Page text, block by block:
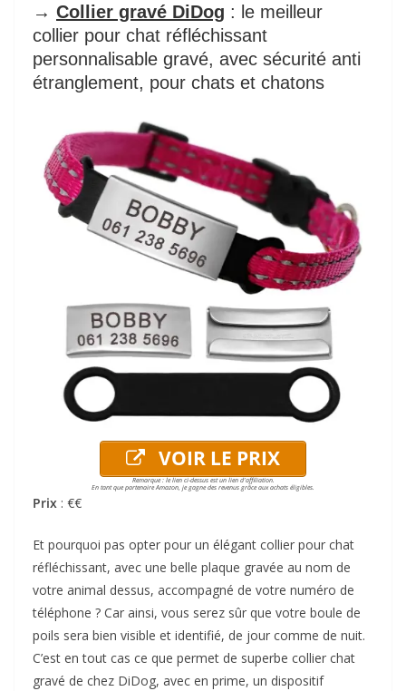
→ Collier gravé DiDog : le meilleur
collier pour chat réfléchissant
personnalisable gravé, avec sécurité anti
étranglement, pour chats et chatons
VOIR LE PRIX
Remarque : le lien ci-dessus est un lien d'affiliation.
En tant que partenaire Amazon, je gagne des revenus grâce aux achats éligibles.
Prix : €€
Et pourquoi pas opter pour un élégant collier pour chat
réfléchissant, avec une belle plaque gravée au nom de
votre animal dessus, accompagné de votre numéro de
téléphone ? Car ainsi, vous serez sûr que votre boule de
poils sera bien visible et identifié, de jour comme de nuit.
C’est en tout cas ce que permet de superbe collier chat
gravé de chez DiDog, avec en prime, un dispositif